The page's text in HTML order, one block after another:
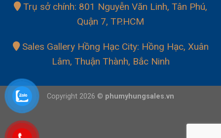
Trụ sở chính: 801 Nguyễn Văn Linh, Tân Phú,
Quận 7, TP.HCM
Sales Gallery Hồng Hạc City: Hồng Hạc, Xuân
Lâm, Thuận Thành, Bắc Ninh
Copyright 2026 © phumyhungsales.vn